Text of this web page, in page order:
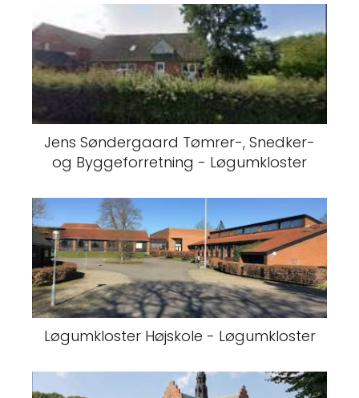
Jens Søndergaard Tømrer-, Snedker-
og Byggeforretning - Løgumkloster
Løgumkloster Højskole - Løgumkloster